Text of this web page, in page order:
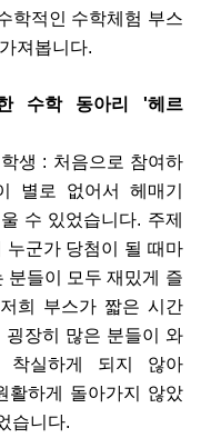
학적인 수학체험 부스
가져봅니다.
수학 동아리 '헤르
학생 : 처음으로 참여하
별로 없어서
헤매기
수 있었습니다. 주제
누군가 당첨이 될 때마
분들이 모두 재밌게
즐
저희 부스가 짧은 시간
굉장히 많은 분들이
와
착실하게 되지
않아
활하게 돌아가지
않았
습니다.